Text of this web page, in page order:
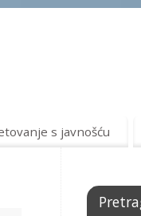
s javnošću